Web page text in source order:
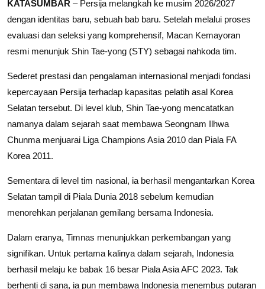
KATASUMBAR – Persija melangkah ke musim 2026/2027
dengan identitas baru, sebuah bab baru. Setelah melalui proses
evaluasi dan seleksi yang komprehensif, Macan Kemayoran
resmi menunjuk Shin Tae-yong (STY) sebagai nahkoda tim.
Sederet prestasi dan pengalaman internasional menjadi fondasi
kepercayaan Persija terhadap kapasitas pelatih asal Korea
Selatan tersebut. Di level klub, Shin Tae-yong mencatatkan
namanya dalam sejarah saat membawa Seongnam Ilhwa
Chunma menjuarai Liga Champions Asia 2010 dan Piala FA
Korea 2011.
Sementara di level tim nasional, ia berhasil mengantarkan Korea
Selatan tampil di Piala Dunia 2018 sebelum kemudian
menorehkan perjalanan gemilang bersama Indonesia.
Dalam eranya, Timnas menunjukkan perkembangan yang
signifikan. Untuk pertama kalinya dalam sejarah, Indonesia
berhasil melaju ke babak 16 besar Piala Asia AFC 2023. Tak
berhenti di sana, ia pun membawa Indonesia menembus putaran